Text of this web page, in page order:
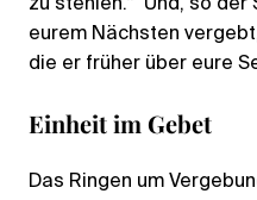
zu stehlen.“ Und, so der
eurem Nächsten
die er früher über eure
Einheit im Gebet
Das Ringen um